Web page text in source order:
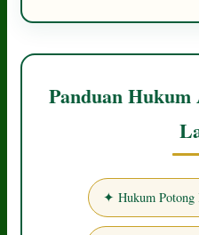
Panduan
✦ Hukum Potong